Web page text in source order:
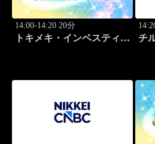
14:00-14:20 20分
トキメキ・インベスティン
チ